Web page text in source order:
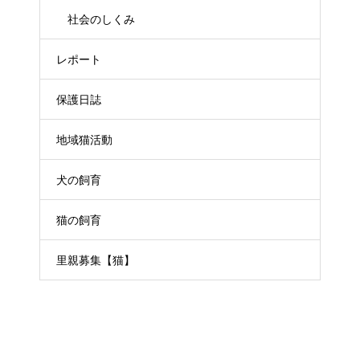
社会のしくみ
レポート
保護日誌
地域猫活動
犬の飼育
猫の飼育
里親募集【猫】